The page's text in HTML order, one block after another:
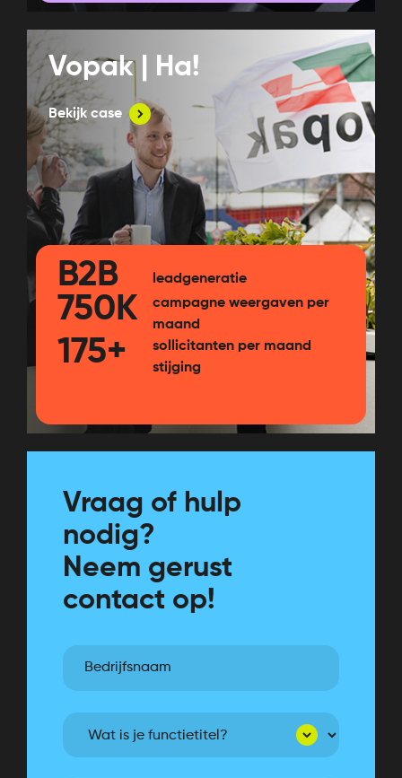
Vopak | Ha!
Bekijk case
B2B leadgeneratie
750K
campagne weergaven per
maand
175+
sollicitanten per maand
stijging
Vraag of hulp
nodig?
Neem gerust
contact op!